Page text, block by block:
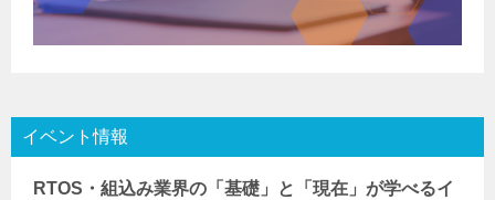
イベント情報
RTOS・組込み業界の「基礎」と「現在」が学べるイ